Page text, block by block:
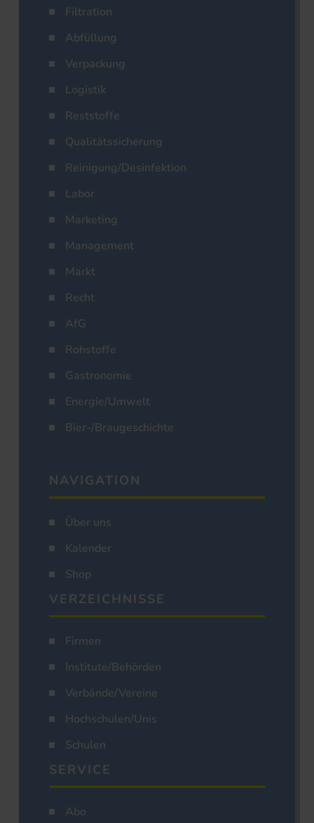
Filtration
Abfüllung
Verpackung
Logistik
Reststoffe
Qualitätssicherung
Reinigung/Desinfektion
Labor
Marketing
Management
Markt
Recht
AfG
Rohstoffe
Gastronomie
Energie/Umwelt
Bier-/Braugeschichte
NAVIGATION
Über uns
Kalender
Shop
VERZEICHNISSE
Firmen
Institute/Behörden
Verbände/Vereine
Hochschulen/Unis
Schulen
SERVICE
Abo